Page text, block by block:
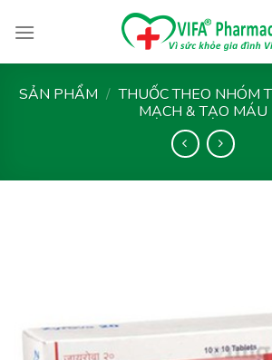
SẢN PHẨM / THUỐC THEO NHÓM
MẠCH & TẠO MÁU